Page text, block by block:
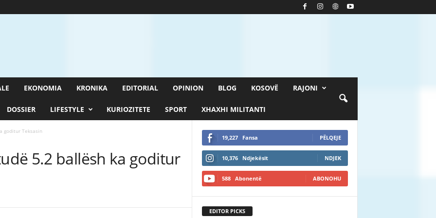
EKONOMIA KRONIKA EDITORIAL OPINION BLOG KOSOVË RAJONI
DOSSIER LIFESTYLE KURIOZITETE SPORT XHAXHI MILITANTI
goditur Teksasin
5.2 ballësh ka goditur
19,227 Fansa PËLQEJE
10,376 Ndjekësit NDJEK
588 Abonentë ABONOHU
EDITOR PICKS